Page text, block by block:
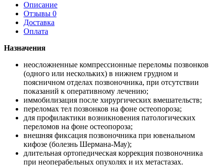
Описание
Отзывы 0
Доставка
Оплата
Назначения
неосложненные компрессионные переломы позвонков
(одного или нескольких) в нижнем грудном и
поясничном отделах позвоночника, при отсутствии
показаний к оперативному лечению;
иммобилизация после хирургических вмешательств;
переломах тел позвонков на фоне остеопороза;
для профилактики возникновения патологических
переломов на фоне остеопороза;
внешняя фиксация позвоночника при ювенальном
кифозе (болезнь Шермана-Мау);
длительная ортопедическая коррекция позвоночника
при неоперабельных опухолях и их метастазах.